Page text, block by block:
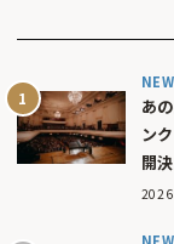
あ
ン
開